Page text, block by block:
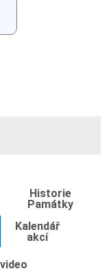
Historie
Památky
Kalendář
akcí